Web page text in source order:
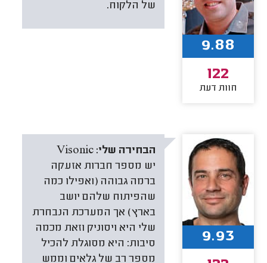
של הלקוח.
9.88
122
חוות דעת
הבחירה שלי: Visonic
יש מספר חברות אזעקה
ברמה גבוהה (ואפילו כמה
שהפיתוח שלהם יושב
בארץ) אך המערכת הנבחרת
שלי היא ויסוניק וזאת מכמה
סיבות: היא מסוגלת להכיל
מספר רב של גלאים וממש
9.93